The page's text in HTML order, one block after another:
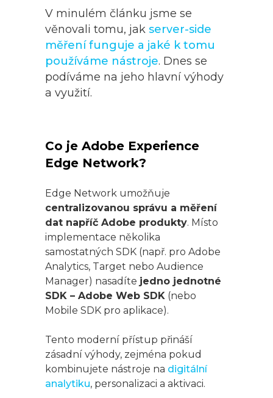
V minulém článku jsme se
věnovali tomu, jak server-side
měření funguje a jaké k tomu
používáme nástroje. Dnes se
podíváme na jeho hlavní výhody
a využití.
Co je Adobe Experience
Edge Network?
Edge Network umožňuje
centralizovanou správu a měření
dat napříč Adobe produkty. Místo
implementace několika
samostatných SDK (např. pro Adobe
Analytics, Target nebo Audience
Manager) nasadíte jedno jednotné
SDK – Adobe Web SDK (nebo
Mobile SDK pro aplikace).
Tento moderní přístup přináší
zásadní výhody, zejména pokud
kombinujete nástroje na digitální
analytiku, personalizaci a aktivaci.